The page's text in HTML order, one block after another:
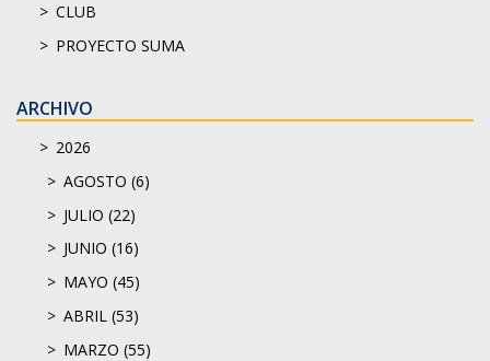
CLUB
PROYECTO SUMA
ARCHIVO
2026
AGOSTO (6)
JULIO (22)
JUNIO (16)
MAYO (45)
ABRIL (53)
MARZO (55)